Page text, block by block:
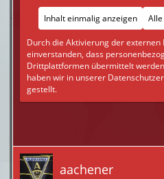
Inhalt einmalig anzeigen
Durch die Aktivierung der
einverstanden, dass
Drittplattformen übermittelt
haben wir in unserer
gestellt.
aachener